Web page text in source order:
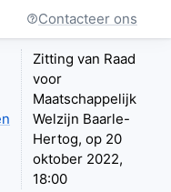
Contacteer ons
Zitting van Raad
voor
Maatschappelijk
Welzijn Baarle-
Hertog, op 20
oktober 2022,
18:00